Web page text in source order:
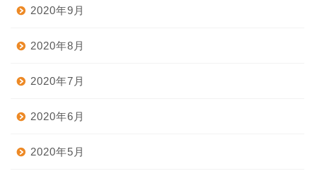
2020年9月
2020年8月
2020年7月
2020年6月
2020年5月